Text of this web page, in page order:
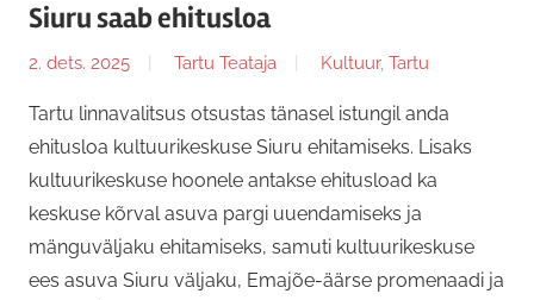
Siuru saab ehitusloa
2. dets. 2025 Tartu Teataja Kultuur, Tartu
Tartu linnavalitsus otsustas tänasel istungil anda
ehitusloa kultuurikeskuse Siuru ehitamiseks. Lisaks
kultuurikeskuse hoonele antakse ehitusload ka
keskuse kõrval asuva pargi uuendamiseks ja
mänguväljaku ehitamiseks, samuti kultuurikeskuse
ees asuva Siuru väljaku, Emajõe-äärse promenaadi ja